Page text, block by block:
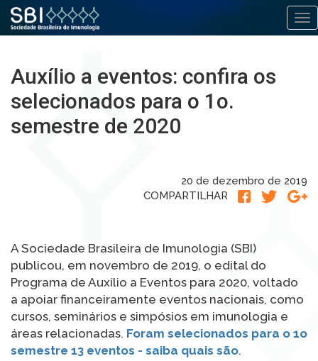
o
conteúdo
Auxílio a eventos: confira os
selecionados para o 1o.
semestre de 2020
20 de dezembro de 2019
COMPARTILHAR
A Sociedade Brasileira de Imunologia (SBI)
publicou, em novembro de 2019, o edital do
Programa de Auxílio a Eventos para 2020, voltado
a apoiar financeiramente eventos nacionais, como
cursos, seminários e simpósios em imunologia e
áreas relacionadas. Foram selecionados para o 1o
semestre 13 eventos - saiba quais são.